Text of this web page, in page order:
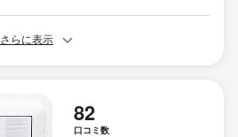
さらに表示
82
口コミ数